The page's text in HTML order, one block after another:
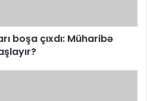
boşa çıxdı: Müharibə